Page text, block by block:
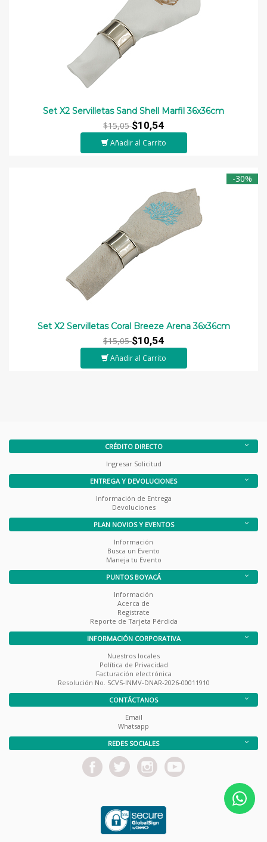
Set X2 Servilletas Sand Shell Marfil 36x36cm
$15,05$10,54
Añadir al Carrito
-30%
Set X2 Servilletas Coral Breeze Arena 36x36cm
$15,05$10,54
Añadir al Carrito
CRÉDITO DIRECTO
Ingresar Solicitud
ENTREGA Y DEVOLUCIONES
Información de Entrega
Devoluciones
PLAN NOVIOS Y EVENTOS
Información
Busca un Evento
Maneja tu Evento
PUNTOS BOYACÁ
Información
Acerca de
Registrate
Reporte de Tarjeta Pérdida
INFORMACIÓN CORPORATIVA
Nuestros locales
Política de Privacidad
Facturación electrónica
Resolución No. SCVS-INMV-DNAR-2026-00011910
CONTÁCTANOS
Email
Whatsapp
REDES SOCIALES